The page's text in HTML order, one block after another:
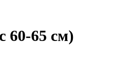
60-65 см)